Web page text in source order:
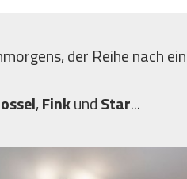
der Reihe nach
,FinkundStar...